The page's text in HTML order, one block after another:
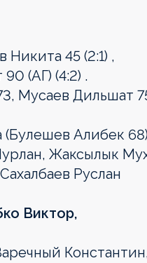
Никита 45 (2:1) ,
(АГ) (4:2) .
Мусаев Дильшат
(Булешев Алибек
Жаксылык
Руслан
Виктор,